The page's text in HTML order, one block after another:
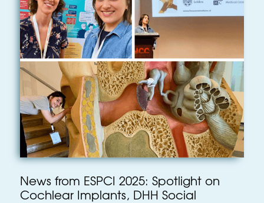
News from ESPCI 2025: Spotlight on
Cochlear Implants, DHH Social